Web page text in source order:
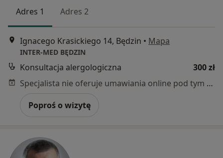
Adres 1 Adres 2
Ignacego Krasickiego 14, Będzin • Mapa
INTER-MED BĘDZIN
Konsultacja alergologiczna
300 zł
Specjalista nie oferuje umawiania online pod tym adresem.
Poproś o wizytę